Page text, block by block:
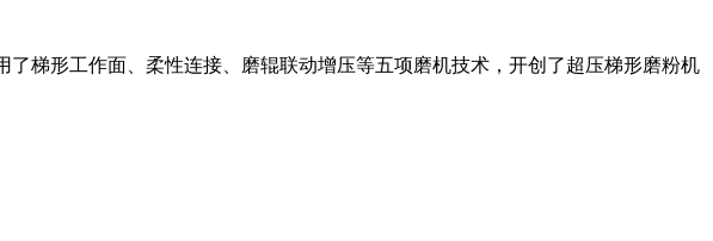
梯形工作面、柔性连接、磨辊联动增压等五项磨机技术，开创了超压梯形磨粉机